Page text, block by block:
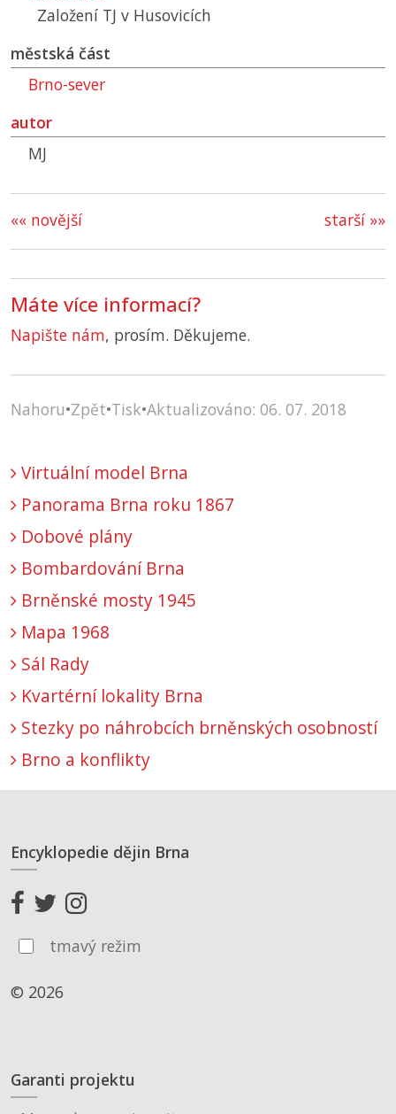
Založení TJ v Husovicích
městská část
Brno-sever
autor
MJ
starší »»
«« novější
Máte více informací?
Napište nám, prosím. Děkujeme.
Nahoru•Zpět•Tisk•Aktualizováno: 06. 07. 2018
Virtuální model Brna
Panorama Brna roku 1867
Dobové plány
Bombardování Brna
Brněnské mosty 1945
Mapa 1968
Sál Rady
Kvartérní lokality Brna
Stezky po náhrobcích brněnských osobností
Brno a konflikty
Encyklopedie dějin Brna
tmavý režim
© 2026
Garanti projektu